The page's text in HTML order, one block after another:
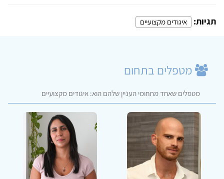
תגיות: איגודים מקצועיים
מטפלים בתחום
מטפלים שאחד מתחומי העניין שלהם הוא: איגודים מקצועיים